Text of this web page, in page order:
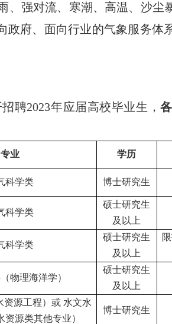
强对流、寒潮、高温、沙尘
政府、面向行业的气象服务体
聘2023年应届高校毕业生，
专业 学历
科学类 博士研究生
科学类
硕士研究生
及以上
科学类
硕士研究生
及以上
物理海洋学）
硕士研究生
及以上
资源工程）或 水文水
资源类其他专业）
博士研究生